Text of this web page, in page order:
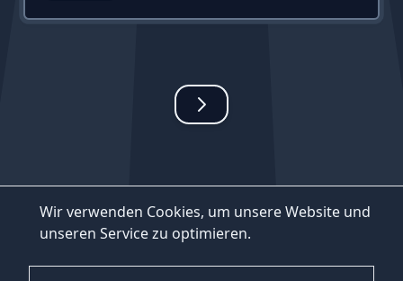
Wir verwenden Cookies, um unsere Website und
unseren Service zu optimieren.